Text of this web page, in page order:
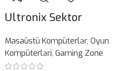
Ultronix Sektor
Masaüstü Kompüterlər, Oyun
Kompüterləri, Gaming Zone